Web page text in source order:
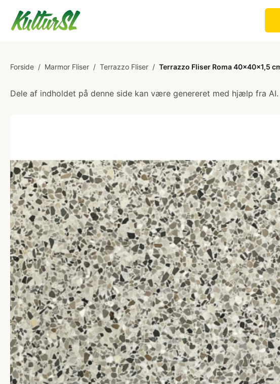
Forside / Marmor Fliser / Terrazzo Fliser / Terrazzo Fliser Roma 40x40x1,5
Dele af indholdet på denne side kan være genereret med hjælp fra AI.